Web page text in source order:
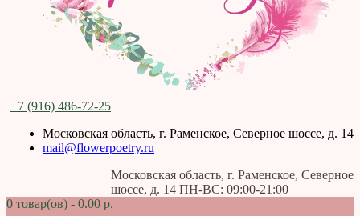
+7 (916) 486-72-25
Московская область, г. Раменское, Северное шоссе, д. 14
mail@flowerpoetry.ru
Московская область, г. Раменское, Северное
шоссе, д. 14 ПН-ВС: 09:00-21:00
0 товар(ов) - 0.00 р.